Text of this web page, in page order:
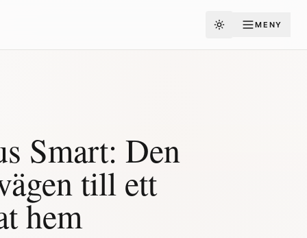
Toggle theme
MENY
Smart: Den
till ett
hem